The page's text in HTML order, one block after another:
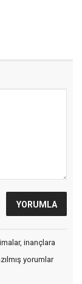
inançlara
yorumlar